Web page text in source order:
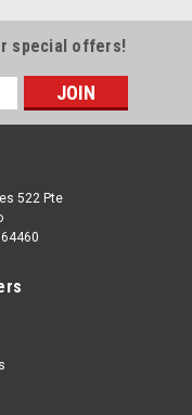
special offers!
522 Pte
64460